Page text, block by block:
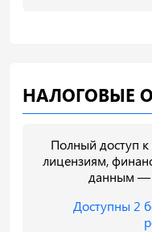
НАЛОГОВЫЕ
Полный доступ
лицензиям,
данным —
Доступны 2